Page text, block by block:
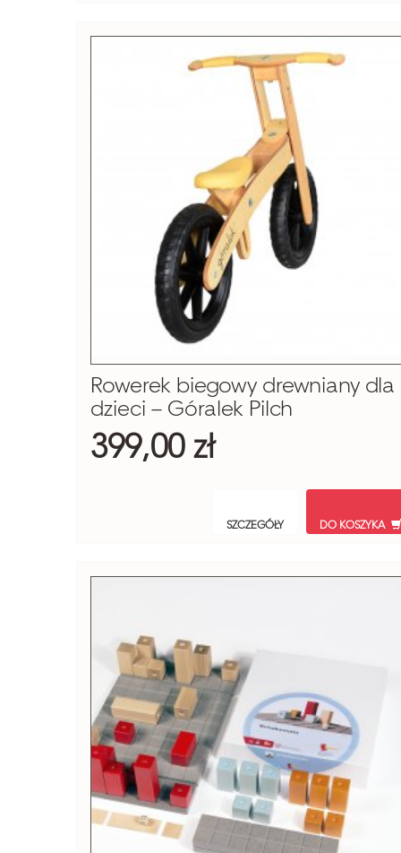
Rowerek biegowy drewniany dla
dzieci – Góralek Pilch
399,00 zł
SZCZEGÓŁY DO KOSZYKA